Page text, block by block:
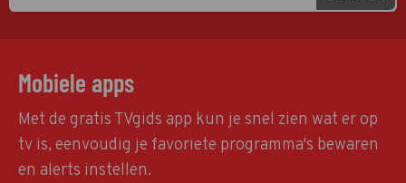
Mobiele apps
Met de gratis TVgids app kun je snel zien wat er op
tv is, eenvoudig je favoriete programma's bewaren
en alerts instellen.